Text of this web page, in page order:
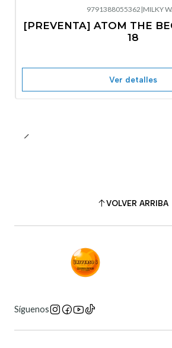
9791388055362 |MILKY
[PREVENTA] ATOM THE
18
Ver detalles
VOLVER ARRIBA
Síguenos